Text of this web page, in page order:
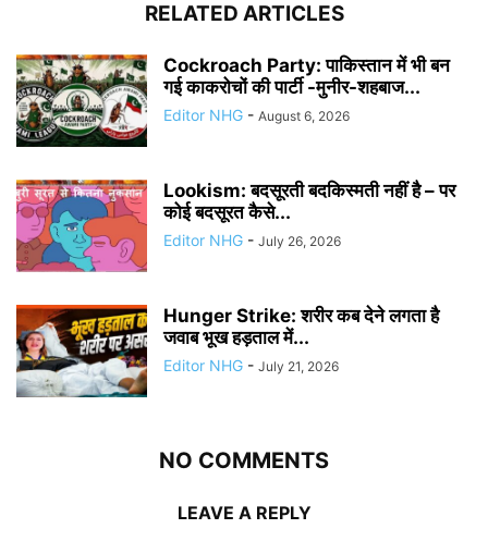
RELATED ARTICLES
Cockroach Party: पाकिस्तान में भी बन
गई काकरोचों की पार्टी -मुनीर-शहबाज...
Editor NHG - August 6, 2026
Lookism: बदसूरती बदकिस्मती नहीं है – पर
कोई बदसूरत कैसे...
Editor NHG - July 26, 2026
Hunger Strike: शरीर कब देने लगता है
जवाब भूख हड़ताल में...
Editor NHG - July 21, 2026
NO COMMENTS
LEAVE A REPLY